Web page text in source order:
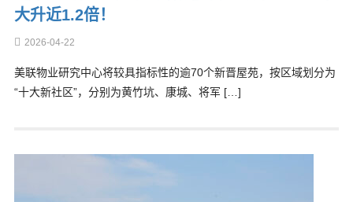
大升近1.2倍！
2026-04-22
美联物业研究中心将较具指标性的逾70个新晋屋苑，按区域划分为
“十大新社区”，分别为黄竹坑、康城、将军 […]